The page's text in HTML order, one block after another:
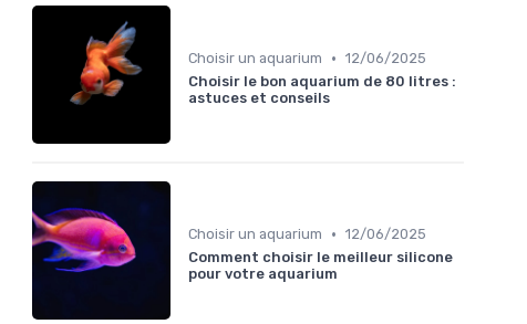
Choisir un aquarium • 12/06/2025
Choisir le bon aquarium de 80 litres :
astuces et conseils
Choisir un aquarium • 12/06/2025
Comment choisir le meilleur silicone
pour votre aquarium